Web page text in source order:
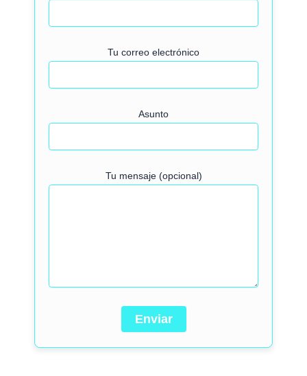
Tu correo electrónico
Asunto
Tu mensaje (opcional)